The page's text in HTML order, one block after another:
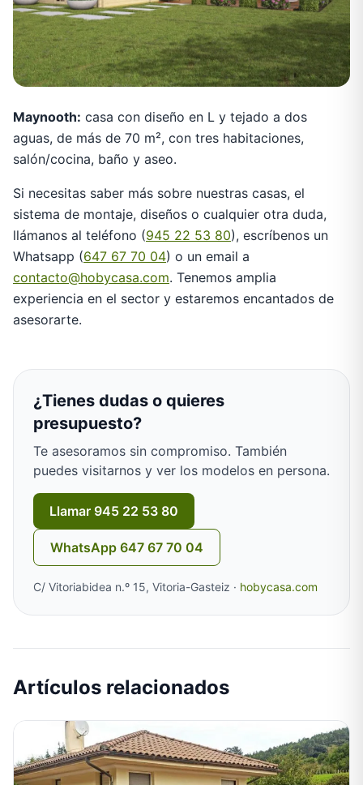
Maynooth: casa con diseño en L y tejado a dos
aguas, de más de 70 m², con tres habitaciones,
salón/cocina, baño y aseo.
Si necesitas saber más sobre nuestras casas, el
sistema de montaje, diseños o cualquier otra duda,
llámanos al teléfono (945 22 53 80), escríbenos un
Whatsapp (647 67 70 04) o un email a
contacto@hobycasa.com. Tenemos amplia
experiencia en el sector y estaremos encantados de
asesorarte.
¿Tienes dudas o quieres
presupuesto?
Te asesoramos sin compromiso. También
puedes visitarnos y ver los modelos en persona.
Llamar 945 22 53 80
WhatsApp 647 67 70 04
C/ Vitoriabidea n.º 15, Vitoria-Gasteiz · hobycasa.com
Artículos relacionados